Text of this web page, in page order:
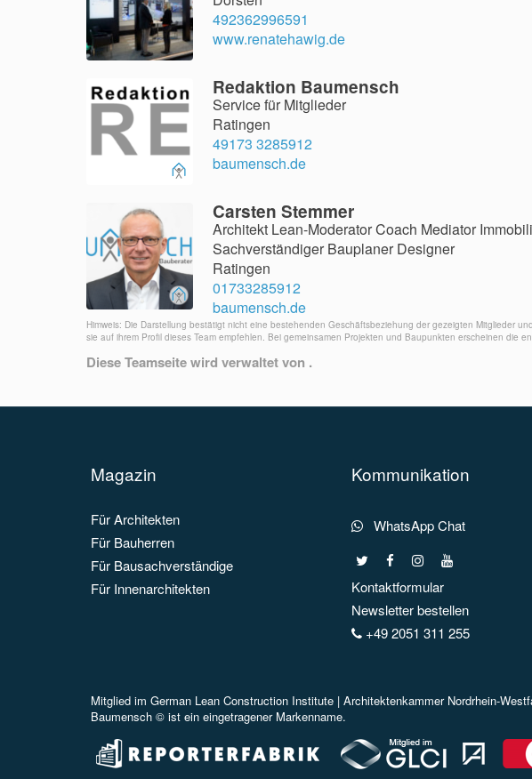
492362996591
www.renatehawig.de
Redaktion Baumensch
Service für Mitglieder
Ratingen
49173 3285912
baumensch.de
Carsten Stemmer
Architekt Lean-Moderator Coach Mediator
Sachverständiger Bauplaner Designer
Ratingen
01733285912
baumensch.de
Himweis: Die Darstellung bestätigt nicht eine bestehenden Geschäftsbeziehung der gezeigten Mitglieder
sie auf ihrem Profil dieses Team empfehlen. Bei gemeinsamen Projekten und Baupunkten erscheinen die
Diese Teamseite wird verwaltet von .
Magazin
Für Architekten
Für Bauherren
Für Bausachverständige
Für Innenarchitekten
Kommunikation
WhatsApp Chat
Kontaktformular
Newsletter bestellen
+49 2051 311 255
Mitglied im German Lean Construction Institute | Architektenkammer Nordrhein-
Baumensch © ist ein eingetragener Markenname.